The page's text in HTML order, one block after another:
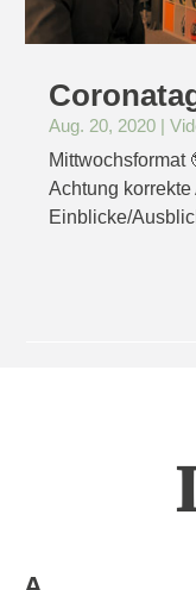
Aug. 20, 2020 |
Mittwochsformat
Achtung
Einblicke/